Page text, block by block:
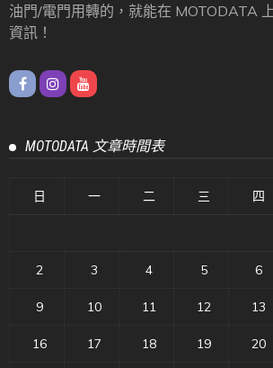
油門/電門用轉的，就能在 MOTODATA
資訊！
MOTODATA 文章時間表
日 一 二 三 四
2 3 4 5 6
9 10 11 12 13
16 17 18 19 20